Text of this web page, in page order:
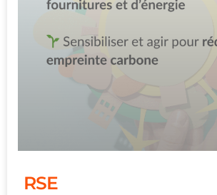
RSE